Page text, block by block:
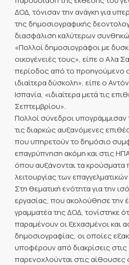
ΔΟΔ, τόνισαν την ανάγκη για
της δημοσιογραφικής
διασφάλιση καλύτερων
«Πολλοί δημοσιογράφοι με
οικογένειές τους», είπε ο Αλα
περίοδος από το προηγούμενο
ιδιαίτερα δύσκολη», είπε ο
Ισπανία, «ιδιαίτερα μετά τις
Σεπτεμβρίου».
Πολλοί σύνεδροι
τις διαρκώς αυξανόμενες
που υπηρετούν το δημόσιο
επαγρύπνηση ακόμη και στις
όπου αυξάνονται τα κρούσματα
λειτουργίας των
Στη θεματική ενότητα για την
εργασίας, που ακολούθησε την
γραμματέα της ΔΟΔ, τονίστηκε
παραμένουν οι ξεχασμένοι και
δημοσιογραφίας, οι οποίες
υποφέρουν από διακρίσεις
παρενοχλούνται στις